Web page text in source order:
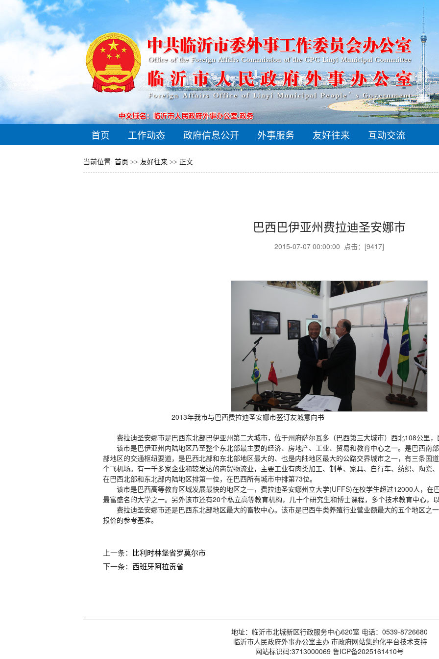
首页 工作动态 政府信息公开 外事服务 友好往来 互动交流
当前位置: 首页 >> 友好往来 >> 正文
巴西巴伊亚州费拉迪圣安娜市
2015-07-07 00:00:00 点击：[9417]
2013年我市与巴西费拉迪圣安娜市签订友城意向书
费拉迪圣安娜市是巴西东北部巴伊亚州第二大城市，位于州府萨尔瓦多（巴西第三大城市）西北108公里，
该市是巴伊亚州内陆地区乃至整个东北部最主要的经济、房地产、工业、贸易和教育中心之一。是巴西南
部地区的交通枢纽要道，是巴西北部和东北部地区最大的、也是内陆地区最大的公路交界城市之一，有三条国
个飞机场。有一千多家企业和较发达的商贸物流业，主要工业有肉类加工、制革、家具、自行车、纺织、陶瓷
在巴西北部和东北部内陆地区排第一位，在巴西所有城市中排第73位。
该市是巴西高等教育区域发展最快的地区之一，费拉迪圣安娜州立大学(UFFS)在校学生超过12000人，在
最富盛名的大学之一。另外该市还有20个私立高等教育机构，几十个研究生和博士课程，多个技术教育中心，
费拉迪圣安娜市还是巴西东北部地区最大的畜牧中心。该市是巴西牛类养殖行业营业额最大的五个地区之
报价的参考基准。
上一条： 比利时林堡省罗莫尔市
下一条： 西班牙阿拉贡省
地址：临沂市北城新区行政服务中心620室 电话：0539-8726680
临沂市人民政府外事办公室主办 市政府网站集约化平台技术支持
网站标识码:3713000069 鲁ICP备2025161410号